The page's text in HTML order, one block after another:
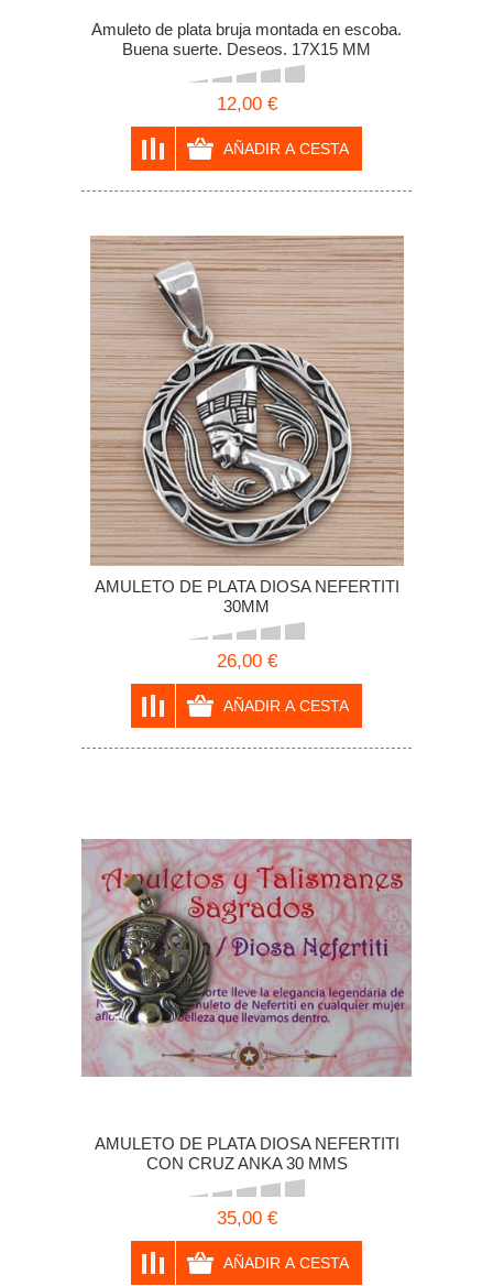
Amuleto de plata bruja montada en escoba.
Buena suerte. Deseos. 17X15 MM
12,00 €
AMULETO DE PLATA DIOSA NEFERTITI
30MM
26,00 €
AMULETO DE PLATA DIOSA NEFERTITI
CON CRUZ ANKA 30 MMS
35,00 €